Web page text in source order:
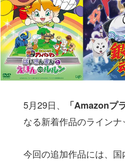
5月29日、 「Amazonプ
なる新着作品のラインナ
今回の追加作品には、